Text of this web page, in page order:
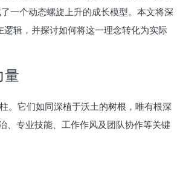
一个动态螺旋上升的成长模型。本文将深
逻辑，并探讨如何将这一理念转化为实际
量
。它们如同深植于沃土的树根，唯有根深
、专业技能、工作作风及团队协作等关键